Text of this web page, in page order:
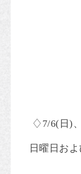
♢7/6(日)
日曜日お